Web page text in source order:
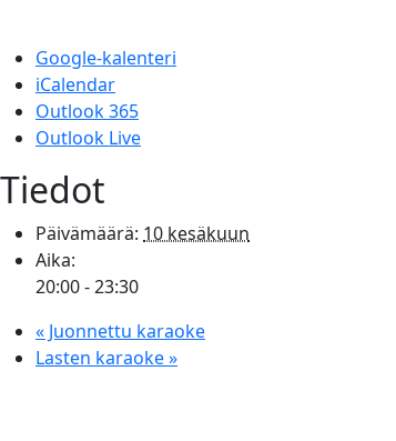
Google-kalenteri
iCalendar
Outlook 365
Outlook Live
Tiedot
Päivämäärä: 10 kesäkuun
Aika:
20:00 - 23:30
« Juonnettu karaoke
Lasten karaoke»